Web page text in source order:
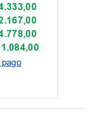
.333,00
.167,00
.778,00
.084,00